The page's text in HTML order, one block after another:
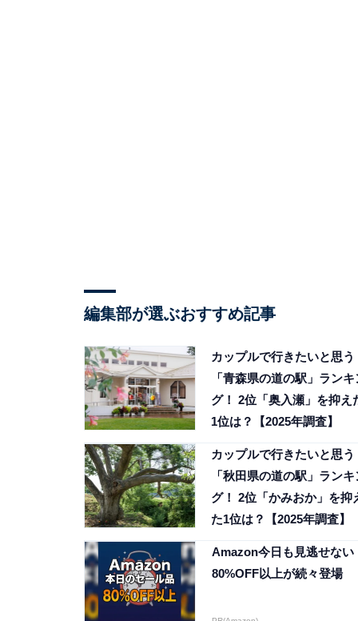
編集部が選ぶおすすめ記事
カップルで行きたいと思う
「青森県の道の駅」ランキ
グ！ 2位「奥入瀬」を抑え
1位は？【2025年調査】
カップルで行きたいと思う
「秋田県の道の駅」ランキ
グ！ 2位「かみおか」を抑
た1位は？【2025年調査】
Amazon今日も見逃せない
80%OFF以上が続々登場